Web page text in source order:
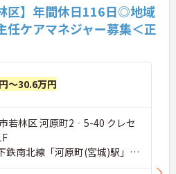
区】年間休日116日◎地域
任ケアマネジャー募集＜正
～30.6万円
若林区 河原町2‐5-40 クレセ
鉄南北線「河原町(宮城)駅」徒